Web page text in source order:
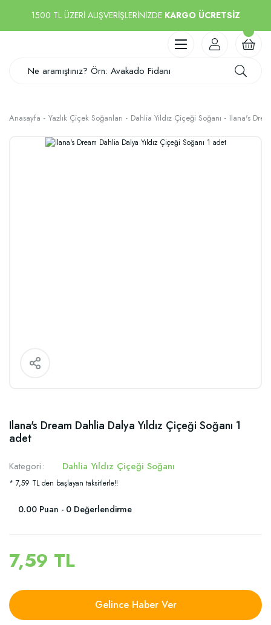
1500 TL ÜZERİ ALIŞVERİŞLERİNİZDE KARGO ÜCRETSİZ
Anasayfa Yazlık Çiçek Soğanları Dahlia Yıldız Çiçeği Soğanı Ilana's
Ilana's Dream Dahlia Dalya Yıldız Çiçeği Soğanı 1
adet
Kategori Dahlia Yıldız Çiçeği Soğanı
* 7,59 TL den başlayan taksitlerle!!
0.00 Puan - 0 Değerlendirme
7,59 TL
Gelince Haber Ver